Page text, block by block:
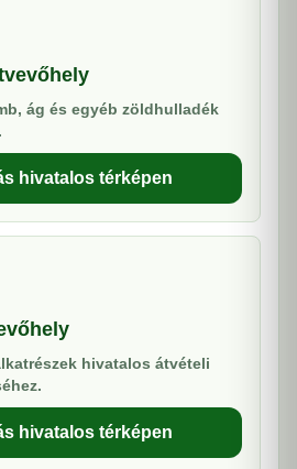
ág és egyéb zöldhulladék
hivatalos térképen
hivatalos átvételi
hivatalos térképen